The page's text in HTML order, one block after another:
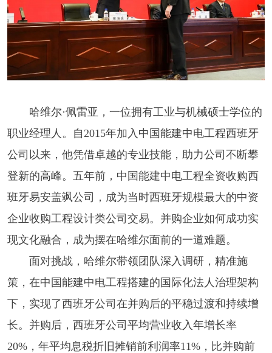
哈维尔·佩雷亚，一位拥有工业与机械硕士学位的
职业经理人。自2015年加入中国能建中电工程西班牙
公司以来，他凭借卓越的专业技能，助力公司不断攀
登新的高峰。五年前，中国能建中电工程全资收购西
班牙易安盖飒公司，成为当时西班牙规模最大的中资
企业收购工程设计类公司交易。并购企业如何成功实
现文化融合，成为摆在哈维尔面前的一道难题。
面对挑战，哈维尔带领团队深入调研，精准施
策，在中国能建中电工程搭建的国际化法人治理架构
下，实现了西班牙公司在并购后的平稳过渡和持续增
长。并购后，西班牙公司平均营业收入年增长率
20%，年平均息税折旧摊销前利润率11%，比并购前